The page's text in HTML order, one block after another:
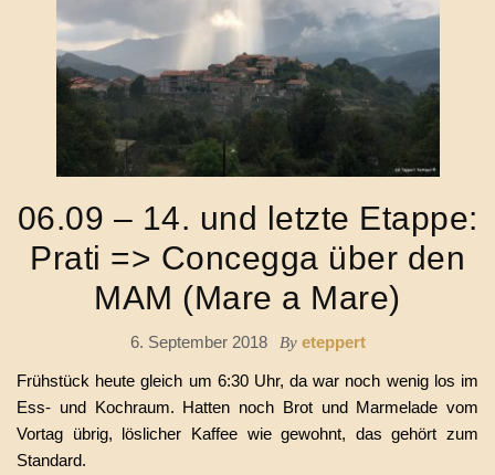
06.09 – 14. und letzte Etappe:
Prati => Concegga über den
MAM (Mare a Mare)
6. September 2018 By eteppert
Frühstück heute gleich um 6:30 Uhr, da war noch wenig los im
Ess- und Kochraum. Hatten noch Brot und Marmelade vom
Vortag übrig, löslicher Kaffee wie gewohnt, das gehört zum
Standard.